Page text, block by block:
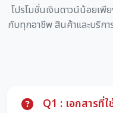
โปรโมชั่นเงินดาวน์น้อยเพี
กับทุกอาชีพ สินค้าและบริกา
Q1 : เอกสารที่